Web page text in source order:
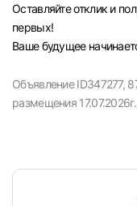
Вход
E-mail
Оставляйте отклик и
первых!
Ваше будущее
Объявление ID347277,
размещения